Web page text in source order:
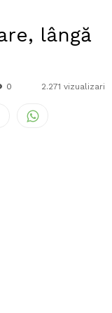
lângă
0 2.271 vizualizari